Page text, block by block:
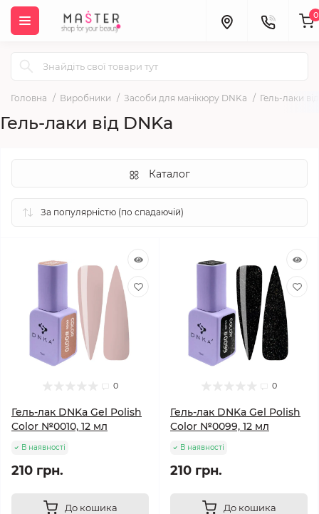
0
Головна Виробники Засоби для манікюру DNKa Гель-лаки
Гель-лаки від DNKa
Каталог
0
Гель-лак DNKa Gel Polish
Color №0010, 12 мл
В наявності
210 грн.
До кошика
0
Гель-лак DNKa Gel Polish
Color №0099, 12 мл
В наявності
210 грн.
До кошика